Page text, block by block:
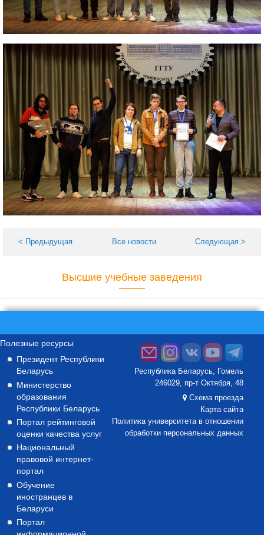
< Предыдущая Все новости Следующая >
Высшие учебные заведения
Полезные ресурсы
Президент Республики
Беларусь
Министерство
образования
Республики Беларусь
Портал рейтинговой
оценки качества услуг
Национальный
правовой интернет-
портал
Обучение
иностранцев в
Беларуси
Портал
Республика Беларусь, Гомель
246029, пр-т Октября, 48
Схема проезда
Карта сайта
Политика университета в отношении
обработки персональных данных